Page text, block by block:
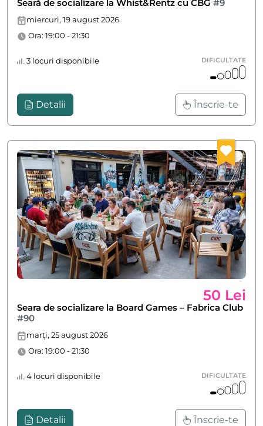
Seară de socializare la Whist&Rentz cu CBG #9
miercuri, 19 august 2026
Ora: 19:00 - 21:30
3 locuri disponibile DIFICULTATE
Detalii Înscrie-te
50 Lei
Seara de socializare la Board Games – Fabrica Club
#90
marți, 25 august 2026
Ora: 19:00 - 21:30
4 locuri disponibile DIFICULTATE
Detalii Înscrie-te